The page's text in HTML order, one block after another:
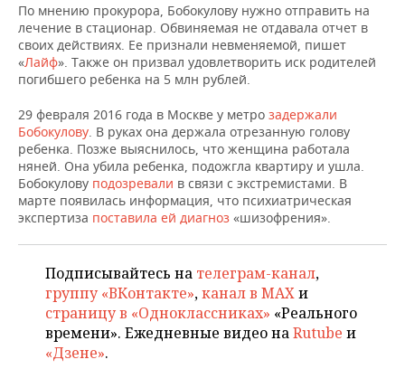
КОМУ ПРИНАДЛЕЖАТ
ТОРГОВЫЕ ЦЕНТРЫ
ТАТАРСТАНА
БЮДЖЕТ
ИНВЕСТИЦИИ
АГРОПРОМ
МАШИНОСТРОЕНИЕ
НЕФТЬ
ОПК
ЭНЕРГЕТИКА
НОВОСТИ АВТО
БИЗНЕС
НОВОСТИ БИЗНЕСА
РОЗНИЧНАЯ ТОРГОВЛЯ
ТРАНСПОРТ
УСЛУГИ
ТЕХНОЛОГИИ
НОВОСТИ ТЕХНОЛОГИЙ
IT
МЕДИА
ТЕЛЕКОММУНИКАЦИИ
МЕРОПРИЯТИЯ
НОВОСТИ МЕРОПРИЯТИЙ
ВЫЕЗДНАЯ РЕДАКЦИЯ
БИЗНЕС-БРАНЧИ
ONLINE-КОНФЕРЕНЦИИ
ОТКРЫТАЯ ЛЕКЦИЯ
СПОРТ
НОВОСТИ СПОРТА
ФУТБОЛ
ХОККЕЙ
БАСКЕТБОЛ
ОБЩЕСТВО
НОВОСТИ ОБЩЕСТВА
ВЛАСТЬ
ИНФРАСТРУКТУРА
ФОТОГАЛЕРЕЯ
СЮЖЕТЫ
СПРАВОЧНИК
По мнению прокурора, Бобокулову нужно отправить на
лечение в стационар. Обвиняемая не отдавала отчет в
своих действиях. Ее признали невменяемой, пишет
«Лайф». Также он призвал удовлетворить иск родителей
погибшего ребенка на 5 млн рублей.
29 февраля 2016 года в Москве у метро задержали
Бобокулову. В руках она держала отрезанную голову
ребенка. Позже выяснилось, что женщина работала
няней. Она убила ребенка, подожгла квартиру и ушла.
Бобокулову подозревали в связи с экстремистами. В
марте появилась информация, что психиатрическая
экспертиза поставила ей диагноз «шизофрения».
Подписывайтесь на телеграм-канал,
группу «ВКонтакте»,канал в MAXи
страницу в «Одноклассниках» «Реального
времени». Ежедневные видео наRutube и
«Дзене».